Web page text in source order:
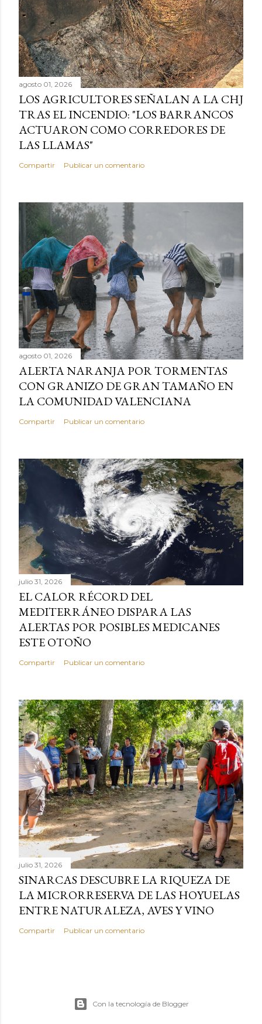
agosto 01, 2026
LOS AGRICULTORES SEÑALAN A LA CHJ
TRAS EL INCENDIO: "LOS BARRANCOS
ACTUARON COMO CORREDORES DE
LAS LLAMAS"
Compartir Publicar un comentario
agosto 01, 2026
ALERTA NARANJA POR TORMENTAS
CON GRANIZO DE GRAN TAMAÑO EN
LA COMUNIDAD VALENCIANA
Compartir Publicar un comentario
julio 31, 2026
EL CALOR RÉCORD DEL
MEDITERRÁNEO DISPARA LAS
ALERTAS POR POSIBLES MEDICANES
ESTE OTOÑO
Compartir Publicar un comentario
julio 31, 2026
SINARCAS DESCUBRE LA RIQUEZA DE
LA MICRORRESERVA DE LAS HOYUELAS
ENTRE NATURALEZA, AVES Y VINO
Compartir Publicar un comentario
Con la tecnología de Blogger